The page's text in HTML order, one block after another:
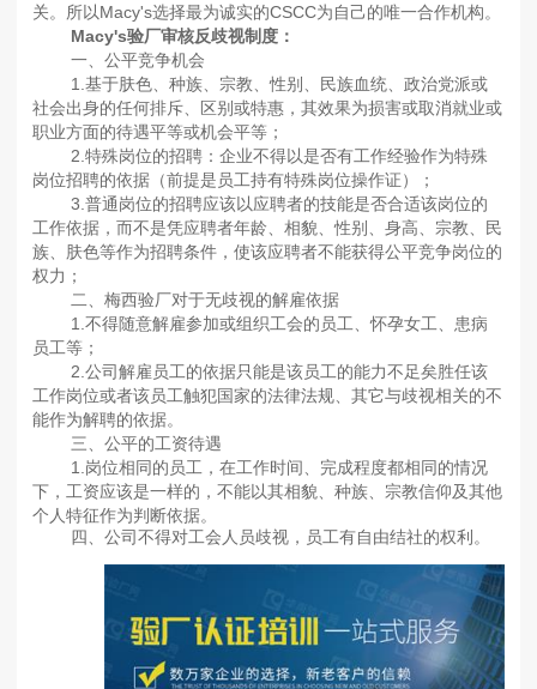
关。所以Macy's选择最为诚实的CSCC为自己的唯一合作机构。
Macy's验厂审核反歧视制度：
一、公平竞争机会
1.基于肤色、种族、宗教、性别、民族血统、政治党派或
社会出身的任何排斥、区别或特惠，其效果为损害或取消就业或
职业方面的待遇平等或机会平等；
2.特殊岗位的招聘：企业不得以是否有工作经验作为特殊
岗位招聘的依据（前提是员工持有特殊岗位操作证）；
3.普通岗位的招聘应该以应聘者的技能是否合适该岗位的
工作依据，而不是凭应聘者年龄、相貌、性别、身高、宗教、民
族、肤色等作为招聘条件，使该应聘者不能获得公平竞争岗位的
权力；
二、梅西验厂对于无歧视的解雇依据
1.不得随意解雇参加或组织工会的员工、怀孕女工、患病
员工等；
2.公司解雇员工的依据只能是该员工的能力不足矣胜任该
工作岗位或者该员工触犯国家的法律法规、其它与歧视相关的不
能作为解聘的依据。
三、公平的工资待遇
1.岗位相同的员工，在工作时间、完成程度都相同的情况
下，工资应该是一样的，不能以其相貌、种族、宗教信仰及其他
个人特征作为判断依据。
四、公司不得对工会人员歧视，员工有自由结社的权利。